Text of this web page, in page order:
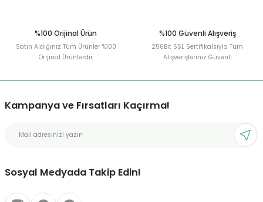
%100 Orijinal Ürün
Satın Aldığınız Tüm Ürünler %100
Orijinal Ürünlerdir
%100 Güvenli Alışveriş
256Bit SSL Sertifikalsıyla Tüm
Alışverişleriniz Güvenli
Kampanya ve Fırsatları Kaçırma!
Sosyal Medyada Takip Edin!